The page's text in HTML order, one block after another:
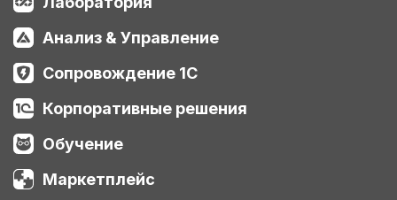
Анализ & Управление
Сопровождение 1С
Корпоративные решения
Обучение
Маркетплейс